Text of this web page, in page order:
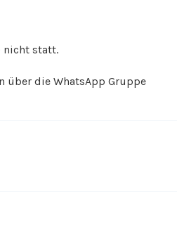
nicht statt.
über die WhatsApp Gruppe